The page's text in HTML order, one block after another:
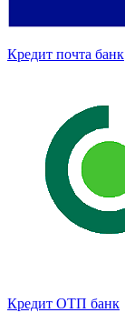
Кредит почта банк
Кредит ОТП банк